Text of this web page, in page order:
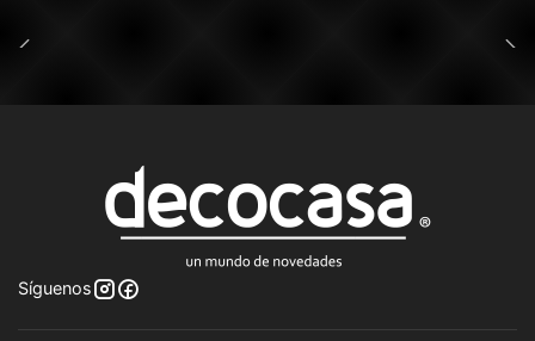
Síguenos